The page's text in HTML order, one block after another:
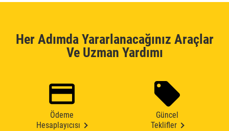
Her Adımda Yararlanacağınız Araçlar
Ve Uzman Yardımı
Ödeme
Hesaplayıcısı
Güncel
Teklifler